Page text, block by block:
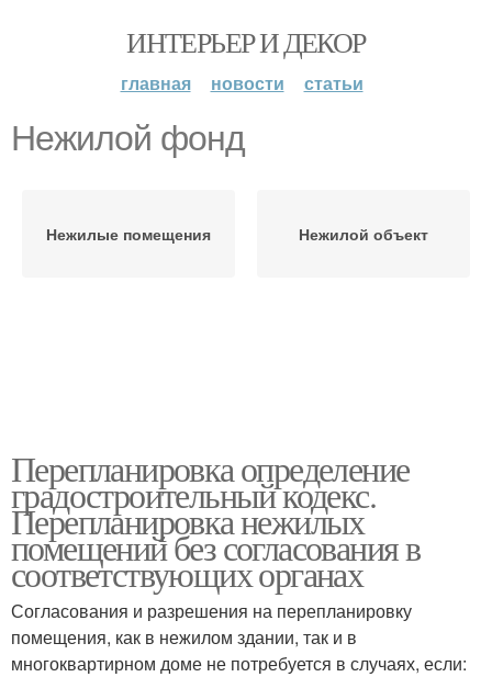
ИНТЕРЬЕР И ДЕКОР
главная новости статьи
Нежилой фонд
Нежилые помещения Нежилой объект
Перепланировка определение
градостроительный кодекс.
Перепланировка нежилых
помещений без согласования в
соответствующих органах
Согласования и разрешения на перепланировку
помещения, как в нежилом здании, так и в
многоквартирном доме не потребуется в случаях, если: